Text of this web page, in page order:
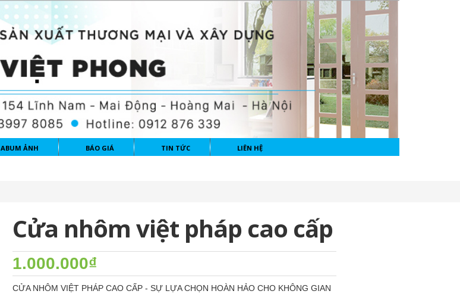
ABUM ẢNH BÁO GIÁ TIN TỨC LIÊN HỆ
Cửa nhôm việt pháp cao cấp
1.000.000₫
CỬA NHÔM VIỆT PHÁP CAO CẤP - SỰ LỰA CHỌN HOÀN HẢO CHO KHÔNG GIAN